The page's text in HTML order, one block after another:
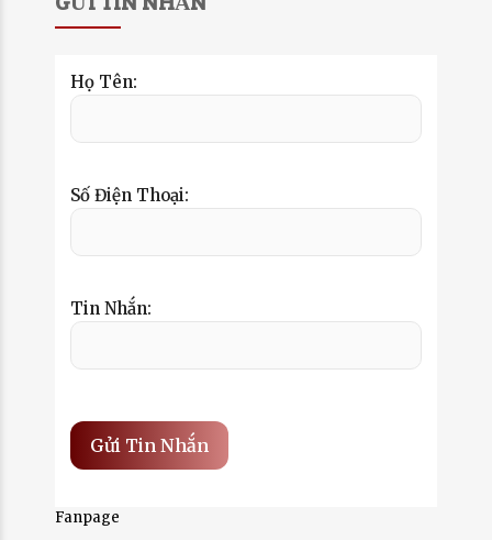
Họ Tên:
Số Điện Thoại:
Tin Nhắn:
Fanpage